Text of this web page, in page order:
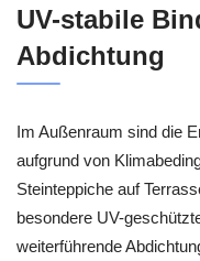
UV-stabile
Abdichtung
Im Außenraum sind die
aufgrund von
Steinteppiche auf
besondere UV-
weiterführende